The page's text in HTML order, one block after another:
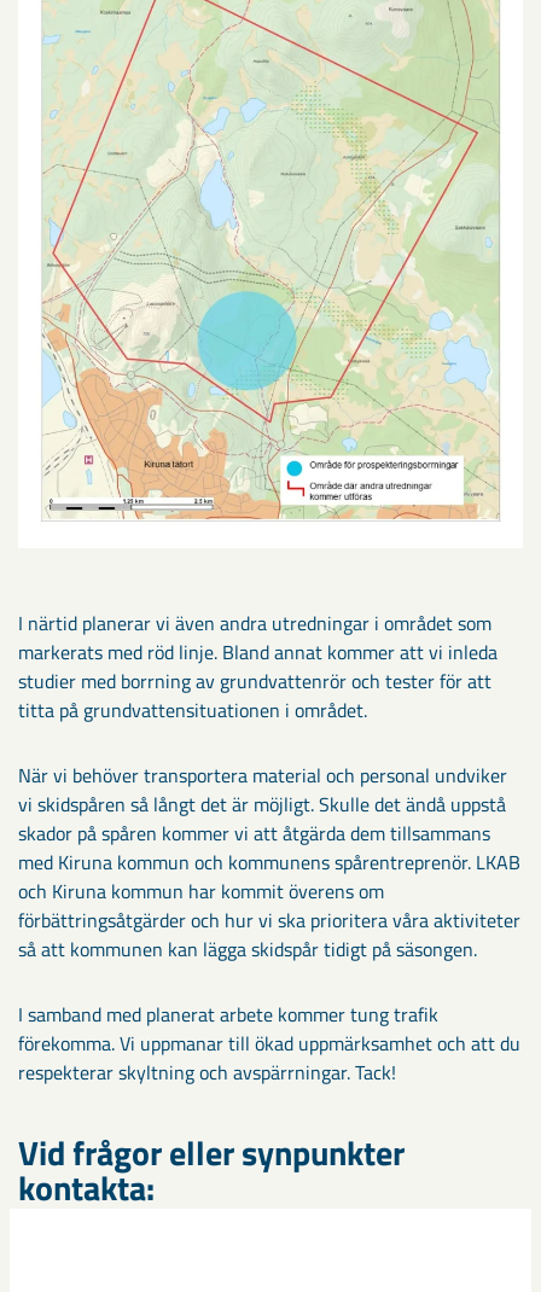
I närtid planerar vi även andra utredningar i området som
markerats med röd linje. Bland annat kommer att vi inleda
studier med borrning av grundvattenrör och tester för att
titta på grundvattensituationen i området.
När vi behöver transportera material och personal undviker
vi skidspåren så långt det är möjligt. Skulle det ändå uppstå
skador på spåren kommer vi att åtgärda dem tillsammans
med Kiruna kommun och kommunens spårentreprenör. LKAB
och Kiruna kommun har kommit överens om
förbättringsåtgärder och hur vi ska prioritera våra aktiviteter
så att kommunen kan lägga skidspår tidigt på säsongen.
I samband med planerat arbete kommer tung trafik
förekomma. Vi uppmanar till ökad uppmärksamhet och att du
respekterar skyltning och avspärrningar. Tack!
Vid frågor eller synpunkter
kontakta: